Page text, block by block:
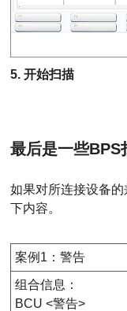
5. 开始扫描
最后是一些BPS
如果对所连接设备
下内容。
案例1：警告
组合信息：
BCU <警告>